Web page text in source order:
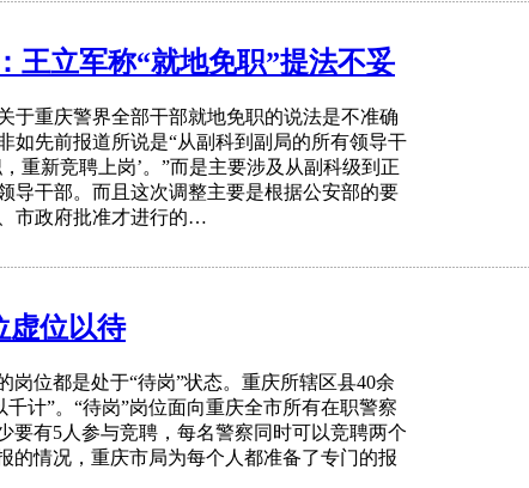
王立军称“就地免职”提法不妥
于重庆警界全部干部就地免职的说法是不准确
如先前报道所说是“从副科到副局的所有领导干
重新竞聘上岗’。”而是主要涉及从副科级到正
导干部。而且这次调整主要是根据公安部的要
市政府批准才进行的…
虚位以待
位都是处于“待岗”状态。重庆所辖区县40余
计”。“待岗”岗位面向重庆全市所有在职警察
要有5人参与竞聘，每名警察同时可以竞聘两个
的情况，重庆市局为每个人都准备了专门的报